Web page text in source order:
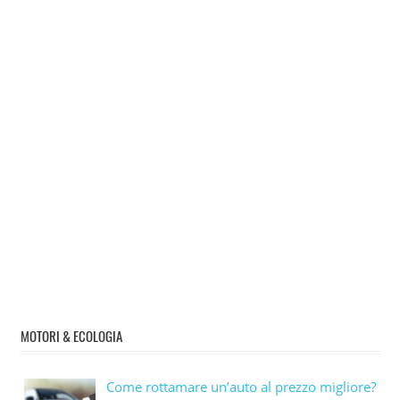
MOTORI & ECOLOGIA
Come rottamare un’auto al prezzo migliore?